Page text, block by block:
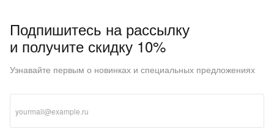
Подпишитесь на рассылку
и получите скидку 10%
Узнавайте первым о новинках и специальных предложениях